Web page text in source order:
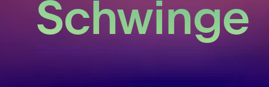
Schwinge
Florian Schwinge